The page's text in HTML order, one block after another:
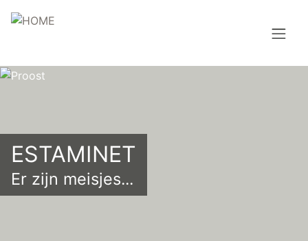
en
inhoudHoofdnavigatie
BLOG
AANBOD
ESTAMINET
Er zijn meisjes...